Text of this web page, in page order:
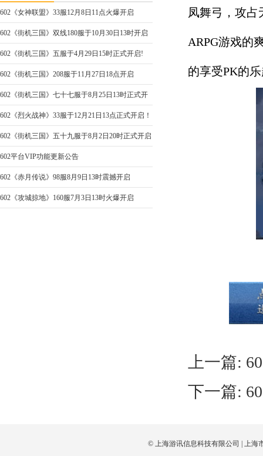
602《女神联盟》33服12月8日11点火爆开启
602《街机三国》双线180服于10月30日13时开启
602《街机三国》五服于4月29日15时正式开启!
602《街机三国》208服于11月27日18点开启
602《街机三国》七十七服于8月25日13时正式开
启
602《烈火战神》33服于12月21日13点正式开启！
602《街机三国》五十九服于8月2日20时正式开启
602平台VIP功能更新公告
602《赤月传说》98服8月9日13时震撼开启
602《攻城掠地》160服7月3日13时火爆开启
凤舞弓，攻
ARPG游戏的
的享受PK的
上一篇:
下一篇:
© 上海游讯信息科技有限公司 | 上